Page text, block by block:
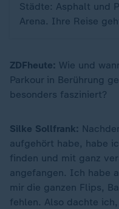
Städte: Asphalt und
Arena. Ihre Reise
ZDFheute: Wie und
Parkour in Berührung
besonders fasziniert?
Silke Sollfrank:
aufgehört habe, habe
finden und mit ganz
angefangen. Ich habe
mir die ganzen Flips,
fehlen. Also dachte